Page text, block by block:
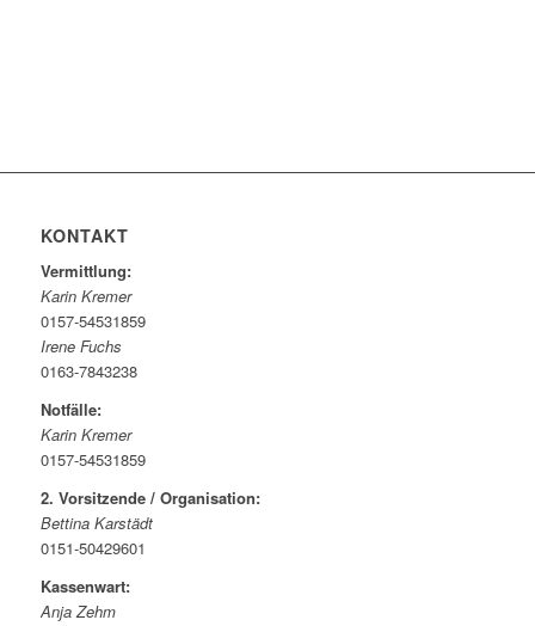
KONTAKT
Vermittlung:
Karin Kremer
0157-54531859
Irene Fuchs
0163-7843238
Notfälle:
Karin Kremer
0157-54531859
2. Vorsitzende / Organisation:
Bettina Karstädt
0151-50429601
Kassenwart:
Anja Zehm